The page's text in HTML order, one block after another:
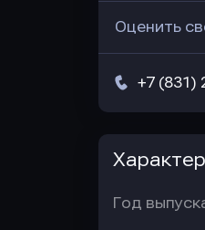
Оценить
+7 (831)
Год